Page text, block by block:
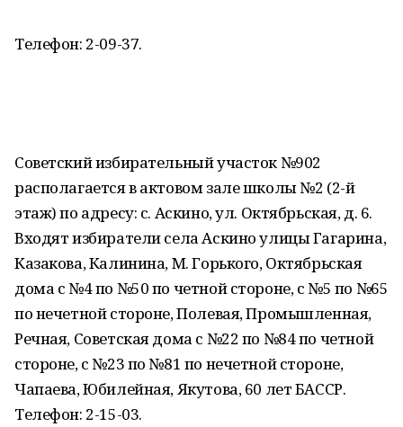
Телефон: 2-09-37.
Советский избирательный участок №902
располагается в актовом зале школы №2 (2-й
этаж) по адресу: с. Аскино, ул. Октябрьская, д. 6.
Входят избиратели села Аскино улицы Гагарина,
Казакова, Калинина, М. Горького, Октябрьская
дома с №4 по №50 по четной стороне, с №5 по №65
по нечетной стороне, Полевая, Промышленная,
Речная, Советская дома с №22 по №84 по четной
стороне, с №23 по №81 по нечетной стороне,
Чапаева, Юбилейная, Якутова, 60 лет БАССР.
Телефон: 2-15-03.